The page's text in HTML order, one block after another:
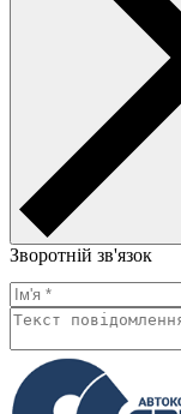
Зворотній зв'язок